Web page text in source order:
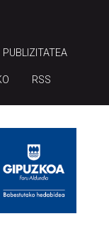
PUBLIZITATEA
RSS